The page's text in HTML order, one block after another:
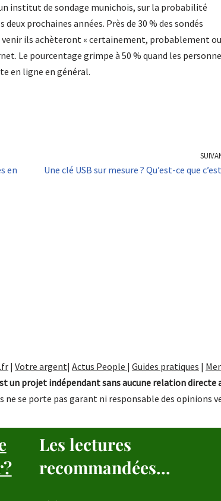
institut de sondage munichois, sur la probabilité
prochaines années. Près de 30 % des sondés
venir ils achèteront « certainement, probablement ou
Le pourcentage grimpe à 50 % quand les
en ligne en général.
en
Une clé USB sur mesure ? Qu’est-ce que
| Votre argent| Actus People | Guides pratiques |
un projet indépendant sans aucune relation directe
ne se porte pas garant ni responsable des opinions
Les lectures
recommandées...